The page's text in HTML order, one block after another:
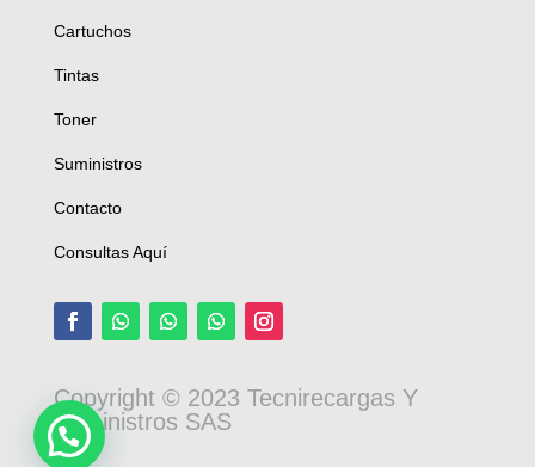
Cartuchos
Tintas
Toner
Suministros
Contacto
Consultas Aquí
Copyright © 2023 Tecnirecargas Y
Suministros SAS